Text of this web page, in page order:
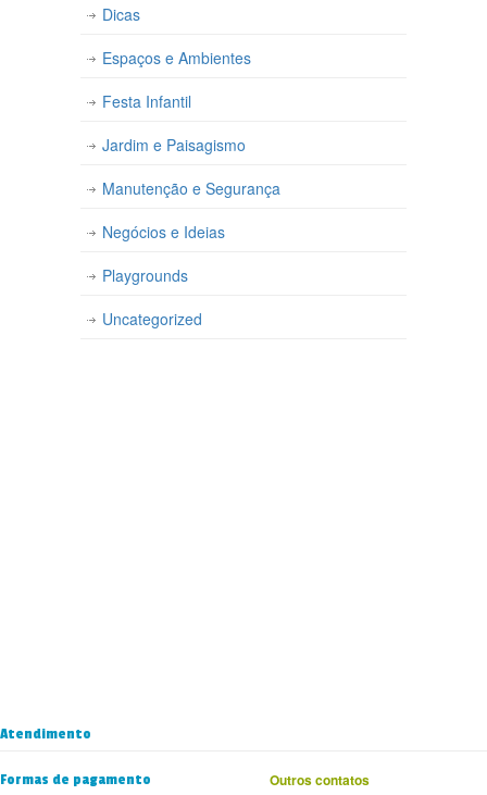
Dicas
Espaços e Ambientes
Festa Infantil
Jardim e Paisagismo
Manutenção e Segurança
Negócios e Ideias
Playgrounds
Uncategorized
Atendimento
Outros contatos
Formas de pagamento